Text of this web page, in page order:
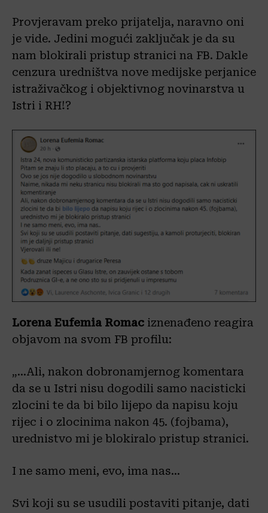
Provjeravam preko prijatelja, naravno oni
je vide. Jedini mogući zaključak je da su
nam blokirali pristup stranici na FB. Dakle
cenzura uredništva nove medijske perjanice
istraživačkog i objektivnog novinarstva u
Istri i RH!?
Lorena Eufemia Romac iznenađeno reagira
objavom na svom FB profilu:
„…Ali, nakon dobronamjernog komentara
da se u Istri nisu dogodili samo nacisticki
zlocini te da bi bilo lijepo da napisu koju
rijec i o zlocinima nakon 45. (fojbama),
urednistvo mi je blokiralo pristup stranici.
I ne samo meni, evo, ima nas…
Svi koji su se usudili postaviti pitanje, dati